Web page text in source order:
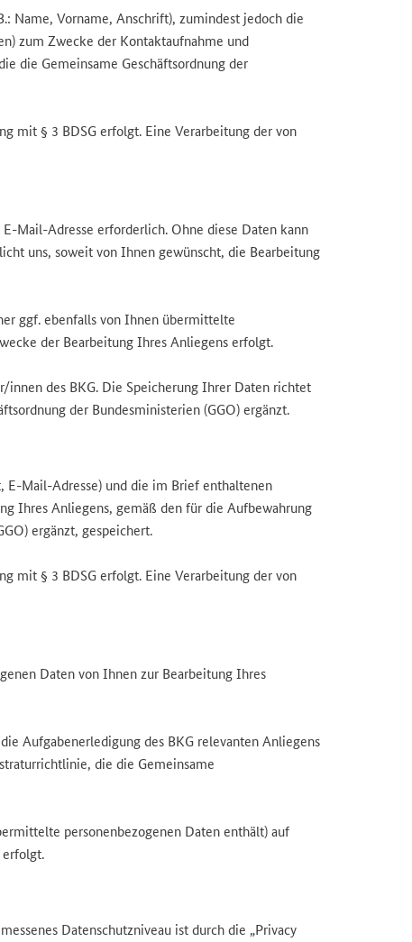
Name, Vorname, Anschrift), zumindest jedoch die
zum Zwecke der Kontaktaufnahme und
die Gemeinsame Geschäftsordnung der
mit § 3 BDSG erfolgt. Eine Verarbeitung der von
Mail-Adresse erforderlich. Ohne diese Daten kann
uns, soweit von Ihnen gewünscht, die Bearbeitung
ggf. ebenfalls von Ihnen übermittelte
der Bearbeitung Ihres Anliegens erfolgt.
des BKG. Die Speicherung Ihrer Daten richtet
der Bundesministerien (GGO) ergänzt.
E-Mail-Adresse) und die im Brief enthaltenen
Ihres Anliegens, gemäß den für die Aufbewahrung
ergänzt, gespeichert.
mit § 3 BDSG erfolgt. Eine Verarbeitung der von
Daten von Ihnen zur Bearbeitung Ihres
Aufgabenerledigung des BKG relevanten Anliegens
die die Gemeinsame
personenbezogenen Daten enthält) auf
erfolgt.
Datenschutzniveau ist durch die „Privacy